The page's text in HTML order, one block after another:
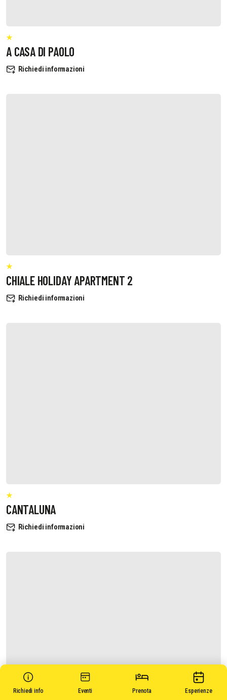
Richiedi info Eventi Prenota Esperienze
A CASA DI PAOLO
Richiedi informazioni
CHIALE HOLIDAY APARTMENT 2
Richiedi informazioni
CANTALUNA
Richiedi informazioni